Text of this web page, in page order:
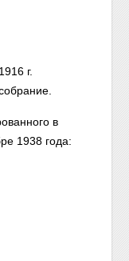
г.
в
1938 года: